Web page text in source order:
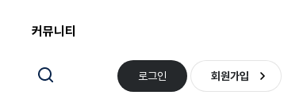
커뮤니티
로그인 회원가입